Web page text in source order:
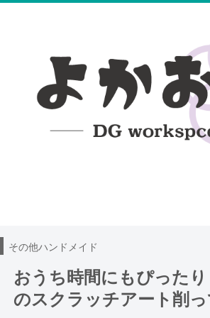
その他ハンドメイド
おうち時間にもぴった
のスクラッチアート削